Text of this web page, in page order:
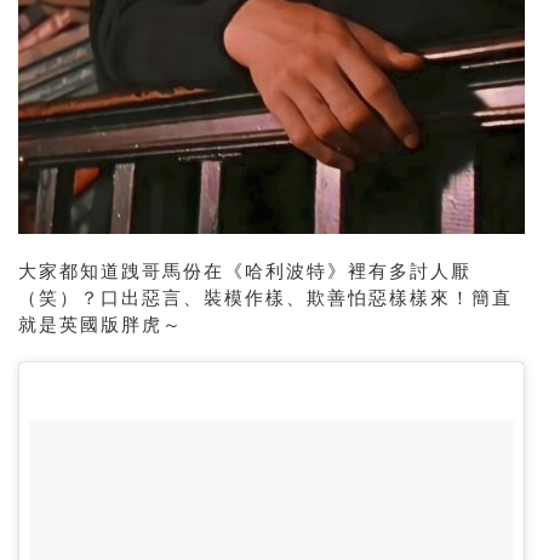
大家都知道跩哥馬份在《哈利波特》裡有多討人厭
（笑）？口出惡言、裝模作樣、欺善怕惡樣樣來！簡直
就是英國版胖虎～